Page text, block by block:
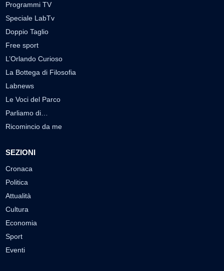
Programmi TV
Speciale LabTv
Doppio Taglio
Free sport
L’Orlando Curioso
La Bottega di Filosofia
Labnews
Le Voci del Parco
Parliamo di…
Ricomincio da me
SEZIONI
Cronaca
Politica
Attualità
Cultura
Economia
Sport
Eventi